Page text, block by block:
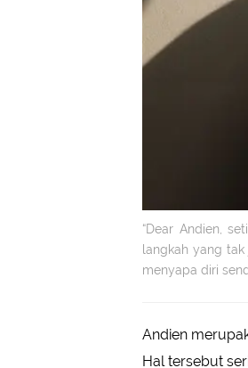
“Dear Andien,
langkah yang
menyapa diri
Andien
Hal tersebut